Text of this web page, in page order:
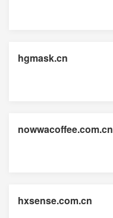
hgmask.cn
nowwacoffee.com.cn
hxsense.com.cn